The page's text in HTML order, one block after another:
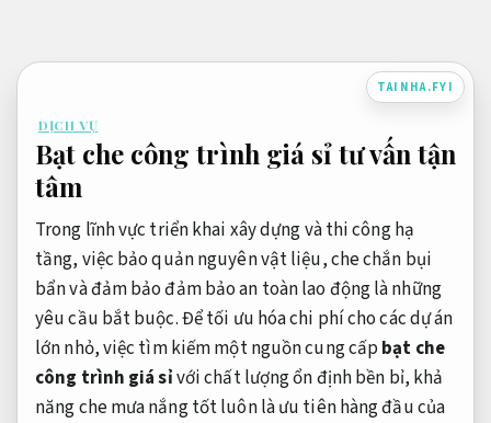
nội
TAINHA.FYI
DỊCH VỤ
Bạt che công trình giá sỉ tư vấn tận
tâm
Trong lĩnh vực triển khai xây dựng và thi công hạ
tầng, việc bảo quản nguyên vật liệu, che chắn bụi
bẩn và đảm bảo đảm bảo an toàn lao động là những
yêu cầu bắt buộc. Để tối ưu hóa chi phí cho các dự án
lớn nhỏ, việc tìm kiếm một nguồn cung cấp bạt che
công trình giá sỉvới chất lượng ổn định bền bỉ, khả
năng che mưa nắng tốt luôn là ưu tiên hàng đầu của